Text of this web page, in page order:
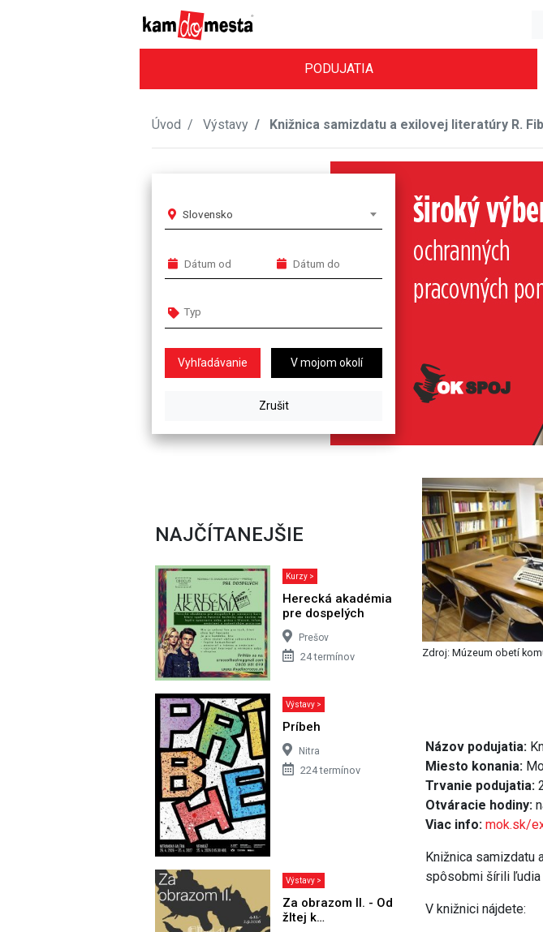
PODUJATIA
Úvod Výstavy Knižnica samizdatu a exilovej literatúry R.
Slovensko
V mojom okolí
NAJČÍTANEJŠIE
Kurzy >
Herecká akadémia
pre dospelých
Prešov
24 termínov
Výstavy >
Príbeh
Nitra
224 termínov
Výstavy >
Za obrazom II. - Od
žltej k…
Zdroj: Múzeum obetí
Názov podujatia:
Miesto konania:
Trvanie podujatia:
Otváracie hodiny:
Viac info: mok.sk/
Knižnica samizdatu
spôsobmi šírili ľudia
V knižnici nájdete: